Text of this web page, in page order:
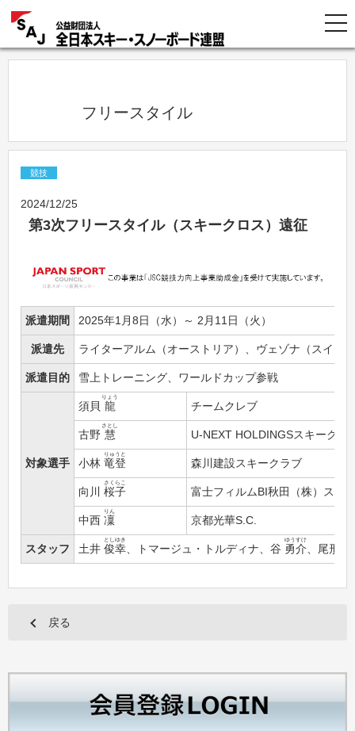
            フリースタイル
競技
2024/12/25
第3次フリースタイル（スキークロス）遠征
派遣期間 2025年1月8日（水）～ 2月11日（火）
派遣先 ライターアルム（オーストリア）、ヴェゾナ（スイス
派遣目的 雪上トレーニング、ワールドカップ参戦
対象選手
須貝 龍
りょう
チームクレブ
古野 慧
さとし
U-NEXT HOLDINGSスキークラ
小林 竜登
りゅうと
森川建設スキークラブ
向川 桜子
さくらこ
富士フィルムBI秋田（株）スキ
中西 凜
りん
京都光華S.C.
スタッフ 土井 俊幸
としゆき
、トマージュ・トルディナ、谷 勇介
ゆうすけ
、尾形
戻る